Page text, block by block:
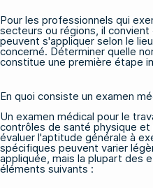
Pour les professionnels qui
secteurs ou régions, il
peuvent s'appliquer selon le
concerné. Déterminer quelle
constitue une première étape
En quoi consiste un examen
Un examen médical pour le
contrôles de santé physique
évaluer l'aptitude générale à
spécifiques peuvent varier
appliquée, mais la plupart des
éléments suivants :